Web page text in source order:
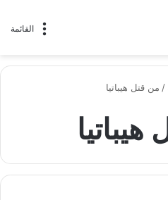
القائمة
/ من قتل هيباتيا